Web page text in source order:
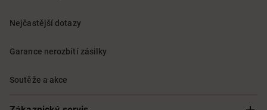
Nejčastější dotazy
Garance nerozbití zásilky
Soutěže a akce